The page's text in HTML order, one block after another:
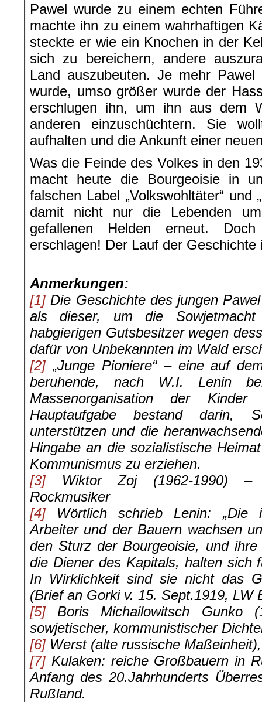
Pawel wurde zu einem echten
machte ihn zu einem wahrhaftigen
steckte er wie ein Knochen in der
sich zu bereichern, andere
Land auszubeuten. Je mehr
wurde, umso größer wurde der
erschlugen ihn, um ihn aus dem
anderen einzuschüchtern. Sie
aufhalten und die Ankunft einer
Was die Feinde des Volkes in den
macht heute die Bourgeoisie in
falschen Label „Volkswohltäter“ und
damit nicht nur die Lebenden
gefallenen Helden erneut.
erschlagen! Der Lauf der
Anmerkungen:
[1] Die Geschichte des jungen
als dieser, um die
habgierigen Gutsbesitzer wegen
dafür von Unbekannten im Wald
[2] „Junge Pioniere“ – eine auf
beruhende, nach W.I. Lenin
Massenorganisation der
Hauptaufgabe bestand darin,
unterstützen und die
Hingabe an die sozialistische
Kommunismus zu erziehen.
[3] Wiktor Zoj (1962-1990) –
Rockmusiker
[4] Wörtlich schrieb Lenin: „Die
Arbeiter und der Bauern wachsen
den Sturz der Bourgeoisie, und
die Diener des Kapitals, halten sich
In Wirklichkeit sind sie nicht das
(Brief an Gorki v. 15. Sept.1919, LW
[5] Boris Michailowitsch Gunko
sowjetischer, kommunistischer
[6] Werst (alte russische
[7] Kulaken: reiche Großbauern in
Anfang des 20.Jahrhunderts
Rußland.